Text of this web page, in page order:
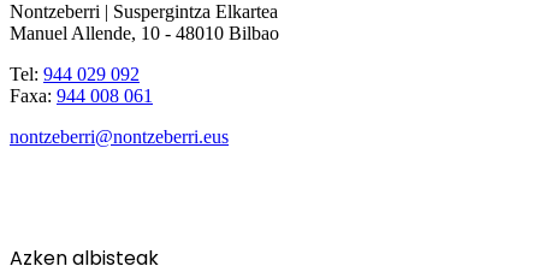
Nontzeberri | Suspergintza Elkartea
Manuel Allende, 10 - 48010 Bilbao
Tel: 944 029 092
Faxa: 944 008 061
nontzeberri@nontzeberri.eus
Azken albisteak